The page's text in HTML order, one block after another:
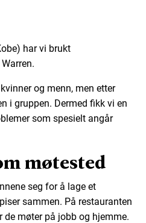
har vi brukt
og menn, men etter
i gruppen. Dermed fikk vi en
som spesielt angår
møtested
seg for å lage et
sammen. På restauranten
de møter på jobb og hjemme.